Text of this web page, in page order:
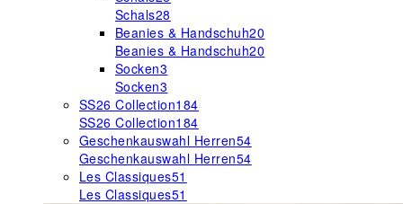
Schals28
Beanies & Handschuh20
Beanies & Handschuh20
Socken3
Socken3
SS26 Collection184
SS26 Collection184
Geschenkauswahl Herren54
Geschenkauswahl Herren54
Les Classiques51
Les Classiques51